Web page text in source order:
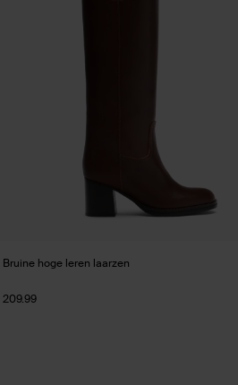
Bruine hoge leren laarzen
209.99